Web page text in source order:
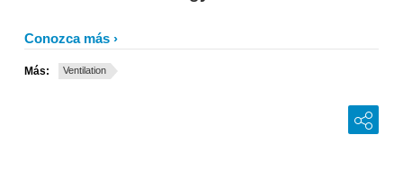
Conozca más
Más: Ventilation